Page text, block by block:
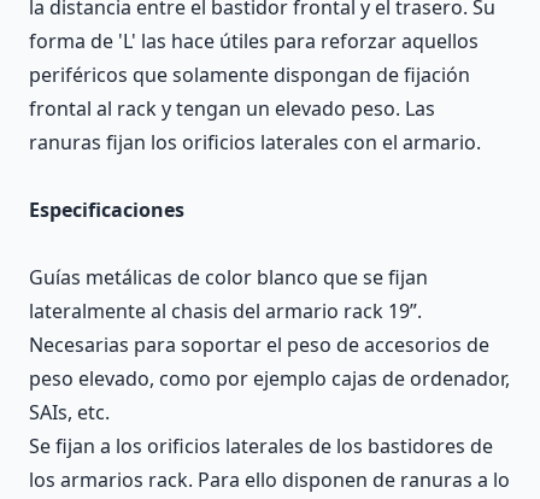
la distancia entre el bastidor frontal y el trasero. Su
forma de 'L' las hace útiles para reforzar aquellos
periféricos que solamente dispongan de fijación
frontal al rack y tengan un elevado peso. Las
ranuras fijan los orificios laterales con el armario.
Especificaciones
Guías metálicas de color blanco que se fijan
lateralmente al chasis del armario rack 19”.
Necesarias para soportar el peso de accesorios de
peso elevado, como por ejemplo cajas de ordenador,
SAIs, etc.
Se fijan a los orificios laterales de los bastidores de
los armarios rack. Para ello disponen de ranuras a lo